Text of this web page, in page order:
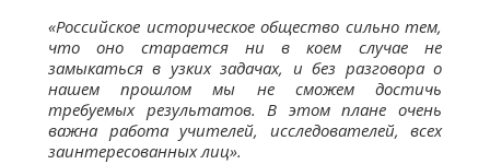
«Российское историческое общество сильно тем,
что оно старается ни в коем случае не
замыкаться в узких задачах, и без разговора о
нашем прошлом мы не сможем достичь
требуемых результатов. В этом плане очень
важна работа учителей, исследователей, всех
заинтересованных лиц».